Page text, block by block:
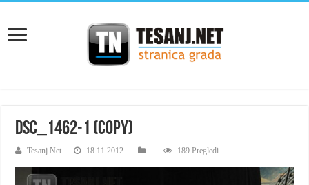
DSC_1462-1 (Copy)
Tesanj Net 18.11.2012. 189 Pregledi